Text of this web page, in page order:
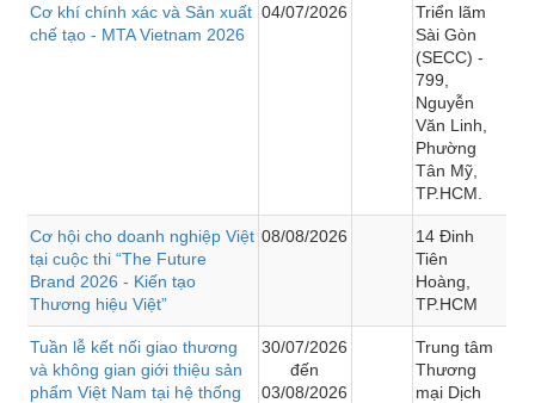
Cơ khí chính xác và Sản xuất
chế tạo - MTA Vietnam 2026
04/07/2026
Triển lãm
Sài Gòn
(SECC) -
799,
Nguyễn
Văn Linh,
Phường
Tân Mỹ,
TP.HCM.
Cơ hội cho doanh nghiệp Việt
tại cuộc thi “The Future
Brand 2026 - Kiến tạo
Thương hiệu Việt”
08/08/2026
14 Đinh
Tiên
Hoàng,
TP.HCM
Tuần lễ kết nối giao thương
và không gian giới thiệu sản
phẩm Việt Nam tại hệ thống
30/07/2026
đến
03/08/2026
Trung tâm
Thương
mại Dịch